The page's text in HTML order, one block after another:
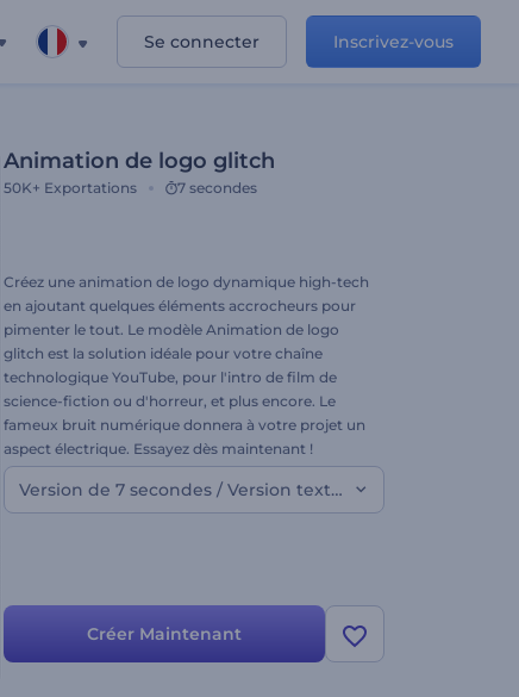
Se connecter Inscrivez-vous
Animation de logo glitch
50K+ Exportations 7 secondes
Créez une animation de logo dynamique high-tech
en ajoutant quelques éléments accrocheurs pour
pimenter le tout. Le modèle Animation de logo
glitch est la solution idéale pour votre chaîne
technologique YouTube, pour l'intro de film de
science-fiction ou d'horreur, et plus encore. Le
fameux bruit numérique donnera à votre projet un
aspect électrique. Essayez dès maintenant !
Version de 7 secondes / Version textuelle
Créer Maintenant